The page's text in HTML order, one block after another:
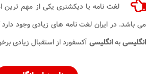
لغت نامه یا دیکشنری یکی از مهم ترین
می باشد. در ایران لغت نامه های زیادی وجود
انگلیسیبهانگلیسیآکسفورد از استقبال زیادی